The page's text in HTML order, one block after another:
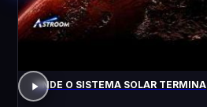
ONDE O SISTEMA SOLAR TERMINA